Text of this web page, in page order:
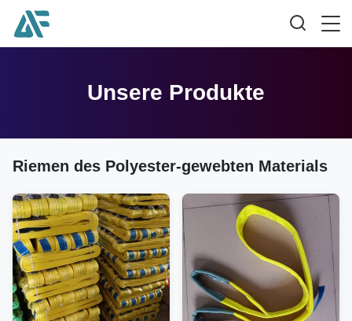
Unsere Produkte
Riemen des Polyester-gewebten Materials